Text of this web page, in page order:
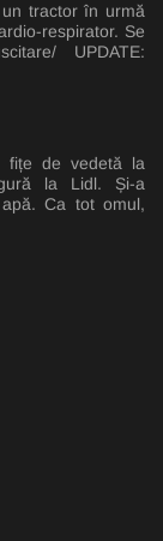
tractor în urmă
respirator. Se
UPDATE:
fițe de vedetă la
la Lidl. Și-a
Ca tot omul,